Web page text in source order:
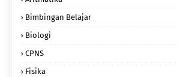
Bimbingan Belajar
Biologi
CPNS
Fisika